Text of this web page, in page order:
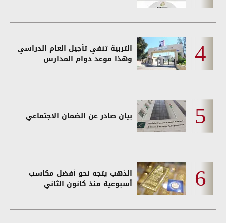
التربية تنفي تأجيل العام الدراسي
وهذا موعد دوام المدارس
بيان صادر عن الضمان الاجتماعي
الذهب يتجه نحو أفضل مكاسب
أسبوعية منذ كانون الثاني